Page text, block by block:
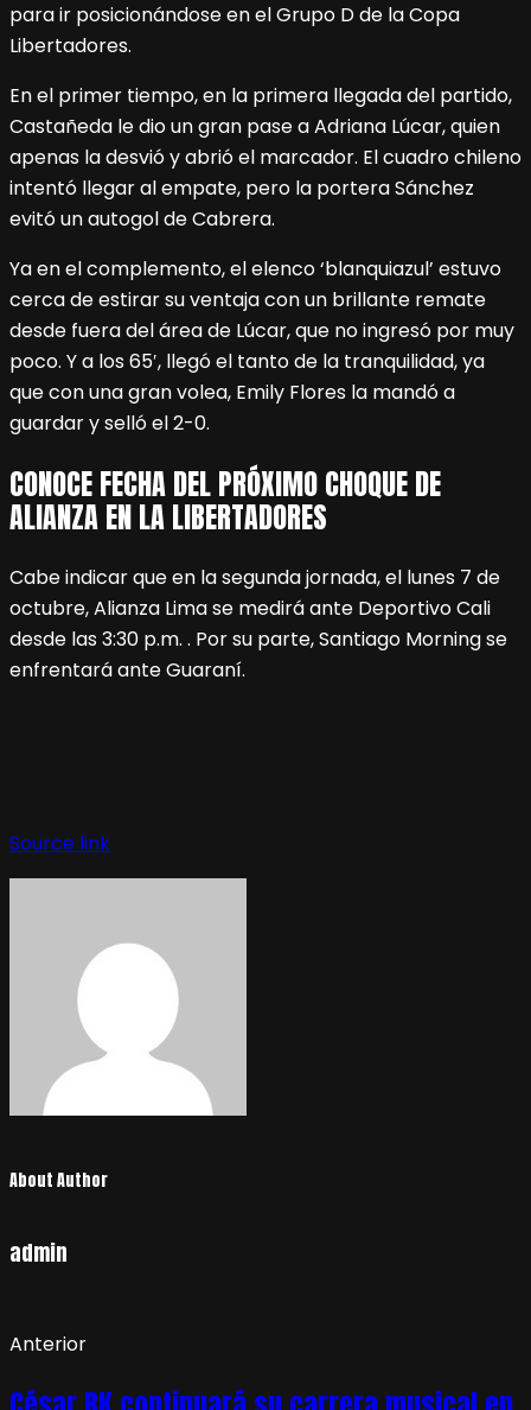
para ir posicionándose en el Grupo D de la Copa
Libertadores.
En el primer tiempo, en la primera llegada del partido,
Castañeda le dio un gran pase a Adriana Lúcar, quien
apenas la desvió y abrió el marcador. El cuadro chileno
intentó llegar al empate, pero la portera Sánchez
evitó un autogol de Cabrera.
Ya en el complemento, el elenco ‘blanquiazul’ estuvo
cerca de estirar su ventaja con un brillante remate
desde fuera del área de Lúcar, que no ingresó por muy
poco. Y a los 65′, llegó el tanto de la tranquilidad, ya
que con una gran volea, Emily Flores la mandó a
guardar y selló el 2-0.
CONOCE FECHA DEL PRÓXIMO CHOQUE DE
ALIANZA EN LA LIBERTADORES
Cabe indicar que en la segunda jornada, el lunes 7 de
octubre, Alianza Lima se medirá ante Deportivo Cali
desde las 3:30 p.m. . Por su parte, Santiago Morning se
enfrentará ante Guaraní.
Source link
About Author
admin
Anterior